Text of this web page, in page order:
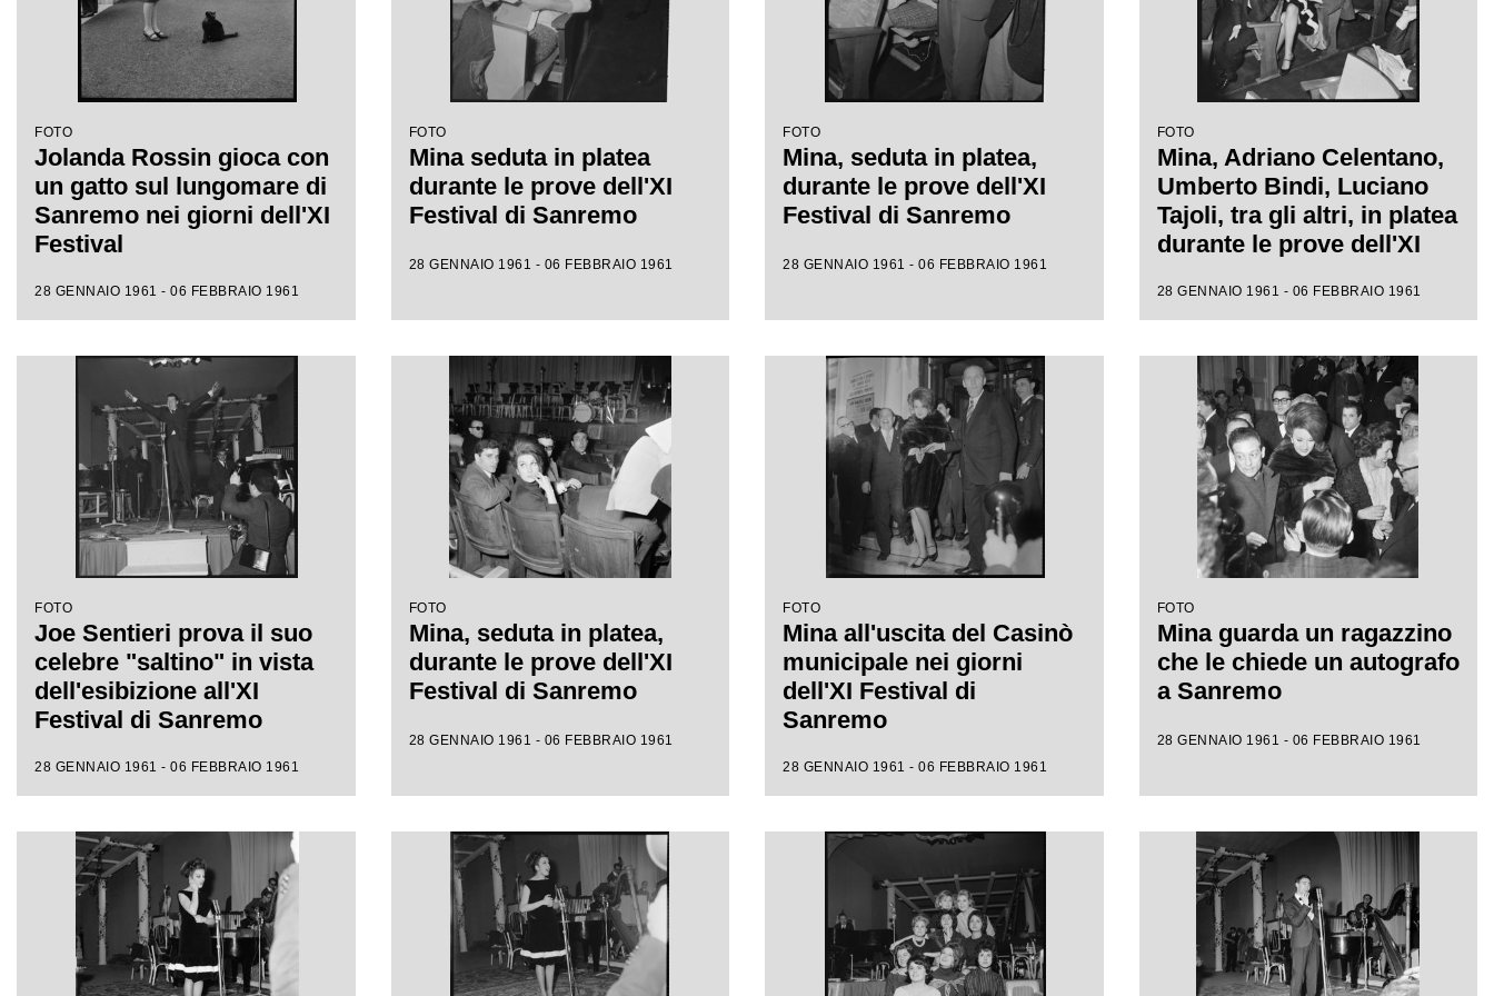
FOTO
Jolanda Rossin gioca con
un gatto sul lungomare di
Sanremo nei giorni dell'XI
Festival
28 GENNAIO 1961 - 06 FEBBRAIO 1961
FOTO
Mina seduta in platea
durante le prove dell'XI
Festival di Sanremo
28 GENNAIO 1961 - 06 FEBBRAIO 1961
FOTO
Mina, seduta in platea,
durante le prove dell'XI
Festival di Sanremo
28 GENNAIO 1961 - 06 FEBBRAIO 1961
FOTO
Mina, Adriano Celentano,
Umberto Bindi, Luciano
Tajoli, tra gli altri, in platea
durante le prove dell'XI
28 GENNAIO 1961 - 06 FEBBRAIO 1961
FOTO
Joe Sentieri prova il suo
celebre "saltino" in vista
dell'esibizione all'XI
Festival di Sanremo
28 GENNAIO 1961 - 06 FEBBRAIO 1961
FOTO
Mina, seduta in platea,
durante le prove dell'XI
Festival di Sanremo
28 GENNAIO 1961 - 06 FEBBRAIO 1961
FOTO
Mina all'uscita del Casinò
municipale nei giorni
dell'XI Festival di
Sanremo
28 GENNAIO 1961 - 06 FEBBRAIO 1961
FOTO
Mina guarda un ragazzino
che le chiede un autografo
a Sanremo
28 GENNAIO 1961 - 06 FEBBRAIO 1961